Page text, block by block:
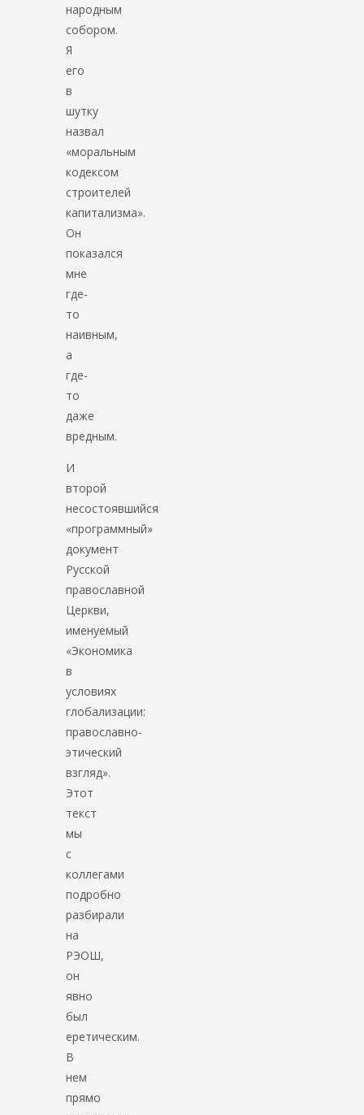
народным
собором.
Я
его
в
шутку
назвал
«моральным
кодексом
строителей
капитализма».
Он
показался
мне
где-
то
наивным,
а
где-
то
даже
вредным.
И
второй
несостоявшийся
«программный»
документ
Русской
православной
Церкви,
именуемый
«Экономика
в
условиях
глобализации:
православно-
этический
взгляд».
Этот
текст
мы
с
коллегами
подробно
разбирали
на
РЭОШ,
он
явно
был
еретическим.
В
нем
прямо